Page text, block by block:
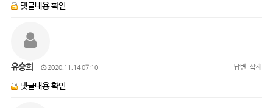
댓글내용 확인
유승희 2020.11.14 07:10 답변 삭제
댓글내용 확인